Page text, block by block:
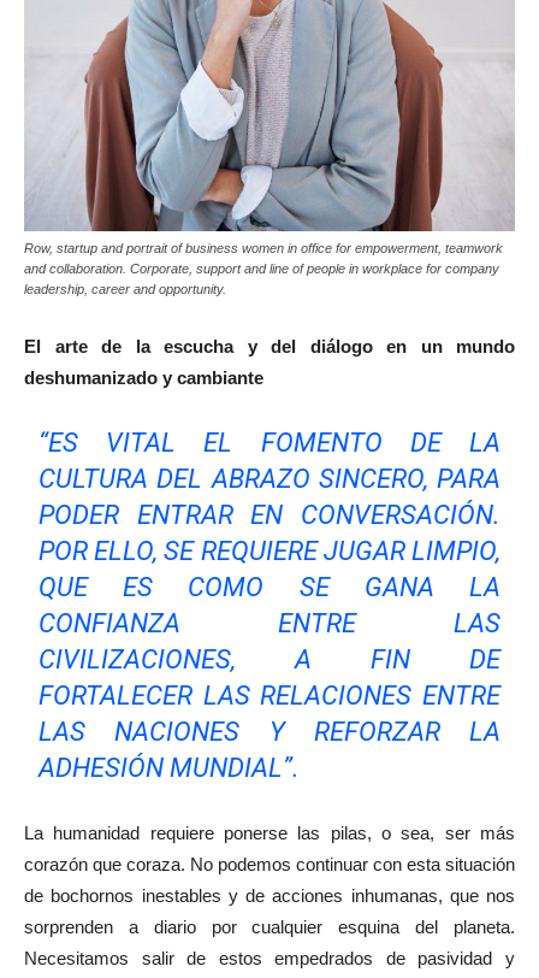
Row, startup and portrait of business women in office for empowerment, teamwork
and collaboration. Corporate, support and line of people in workplace for company
leadership, career and opportunity.
El arte de la escucha y del diálogo en un mundo
deshumanizado y cambiante
“ES VITAL EL FOMENTO DE LA
CULTURA DEL ABRAZO SINCERO, PARA
PODER ENTRAR EN CONVERSACIÓN.
POR ELLO, SE REQUIERE JUGAR LIMPIO,
QUE ES COMO SE GANA LA
CONFIANZA ENTRE LAS
CIVILIZACIONES, A FIN DE
FORTALECER LAS RELACIONES ENTRE
LAS NACIONES Y REFORZAR LA
ADHESIÓN MUNDIAL”.
La humanidad requiere ponerse las pilas, o sea, ser más
corazón que coraza. No podemos continuar con esta situación
de bochornos inestables y de acciones inhumanas, que nos
sorprenden a diario por cualquier esquina del planeta.
Necesitamos salir de estos empedrados de pasividad y